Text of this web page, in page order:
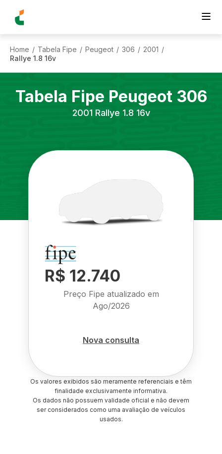
Home / Tabela Fipe / Peugeot / 306 / 2001 /
Rallye 1.8 16v
Tabela Fipe Peugeot 306
2001 Rallye 1.8 16v
R$ 12.740
Preço Fipe atualizado em
Ago/2026
Nova consulta
Os valores exibidos são meramente referenciais e têm
finalidade exclusivamente informativa.
Os dados não possuem validade oficial e não devem
ser considerados como uma avaliação de veículos
usados.